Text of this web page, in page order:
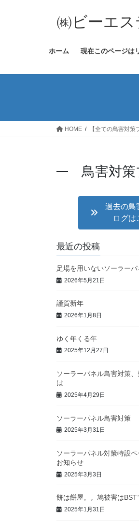
ス
ン
㈱ビーエ
ホーム 現在このページは
HOME 【全ての鳥害対策
鳥害対
過去の鳥
ログは
最近の投稿
足場を用いないソーラー
2026年5月21日
謹賀新年
2026年1月8日
ゆく年くる年
2025年12月27日
ソーラーパネル鳥害対策
は
2025年4月29日
ソーラーパネル鳥害対策
2025年3月31日
ソーラーパネル対策特設
お知らせ
2025年3月3日
餅は餅屋。。鳩被害はBST
2025年1月31日